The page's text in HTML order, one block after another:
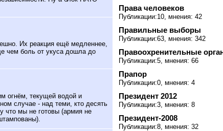
Их реакция ещё медленнее,
чем боль от укуса дошла до
огнём, текущей водой и
случае - над теми, кто десять
что мы не готовы (армия не
Права человеков
Публикации:10, мнения: 42
Правильные выборы
Публикации:63, мнения: 342
Правоохренительные
Публикации:5, мнения: 66
Прапор
Публикации:0, мнения: 4
Президент 2012
Публикации:3, мнения: 8
Президент-2008
Публикации:8, мнения: 32